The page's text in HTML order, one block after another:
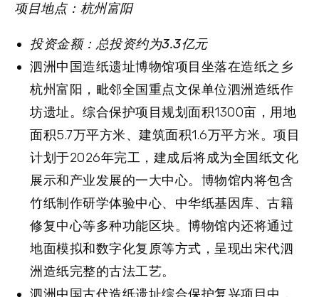
项目地点：杭州富阳
投资金额：总投资约为3.3亿元
泗洲中国造纸遗址博物馆项目坐落在造纸之乡
杭州富阳，毗邻全国重点文保单位泗洲造纸作
坊遗址。综合保护项目规划面积1300亩，用地
面积5.7万平方米、建筑面积1.6万平方米。项目
计划于2026年完工，建成后将成为全国纸文化
展示和产业发展的一大中心。博物馆内将包含
竹纸制作研学体验中心、中华纸基因库、古籍
修复中心等多种功能区块。博物馆内还将通过
地面模拟和数字化复原等方式，呈现出宋代泗
洲造纸完整的古法工艺。